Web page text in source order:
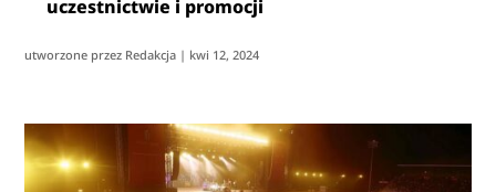
uczestnictwie i promocji
utworzone przez Redakcja | kwi 12, 2024